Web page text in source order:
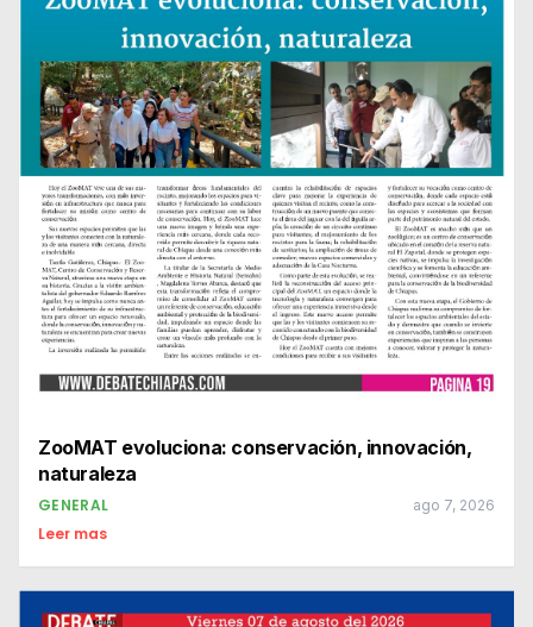
ZooMAT evoluciona: conservación, innovación,
naturaleza
GENERAL ago 7, 2026
Leer mas